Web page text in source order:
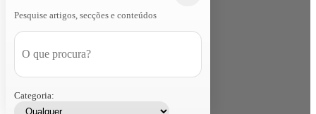
Pesquise artigos, secções e conteúdos
Categoria: